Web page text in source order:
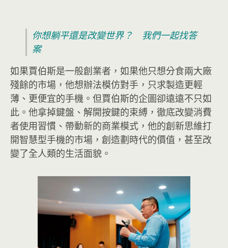
你想躺平還是改變世界？ 我們一起找答
案
如果賈伯斯是一般創業者，如果他只想分食兩大廠
殘餘的市場，他想辦法模仿對手，只求製造更輕
薄、更便宜的手機。但賈伯斯的企圖卻遠遠不只如
此。他拿掉鍵盤、解開按鍵的束縛，徹底改變消費
者使用習慣、帶動新的商業模式，他的創新思維打
開智慧型手機的市場，創造劃時代的價值，甚至改
變了全人類的生活面貌。